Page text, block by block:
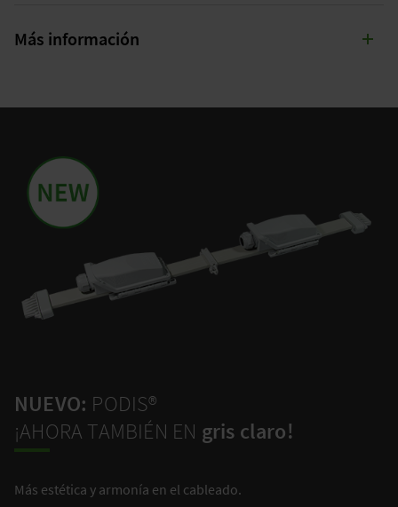
Más información
VER AHORA
NUEVO: PODIS®
¡AHORA TAMBIÉN EN gris claro!
Más estética y armonía en el cableado.